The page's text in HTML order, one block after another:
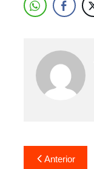
Navegação
Anterior